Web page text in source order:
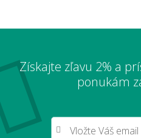
Získajte zľavu 2% a
ponukám